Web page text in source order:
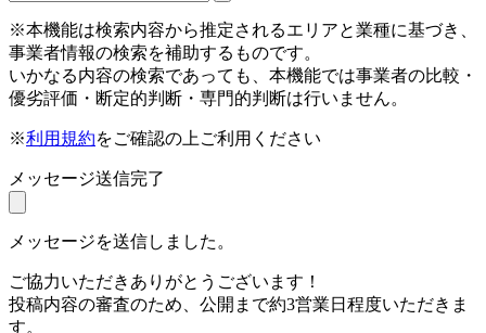
※本機能は検索内容から推定されるエリアと業種に基づき、
事業者情報の検索を補助するものです。
いかなる内容の検索であっても、本機能では事業者の比較・
優劣評価・断定的判断・専門的判断は行いません。
※利用規約をご確認の上ご利用ください
メッセージ送信完了
メッセージを送信しました。
ご協力いただきありがとうございます！
投稿内容の審査のため、公開まで約3営業日程度いただきま
す。